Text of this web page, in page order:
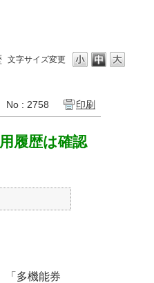
文字サイズ変更
No : 2758 印刷
履歴は確認
「多機能券